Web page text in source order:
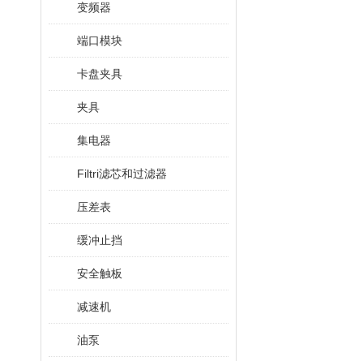
变频器
端口模块
卡盘夹具
夹具
集电器
Filtri滤芯和过滤器
压差表
缓冲止挡
安全触板
减速机
油泵